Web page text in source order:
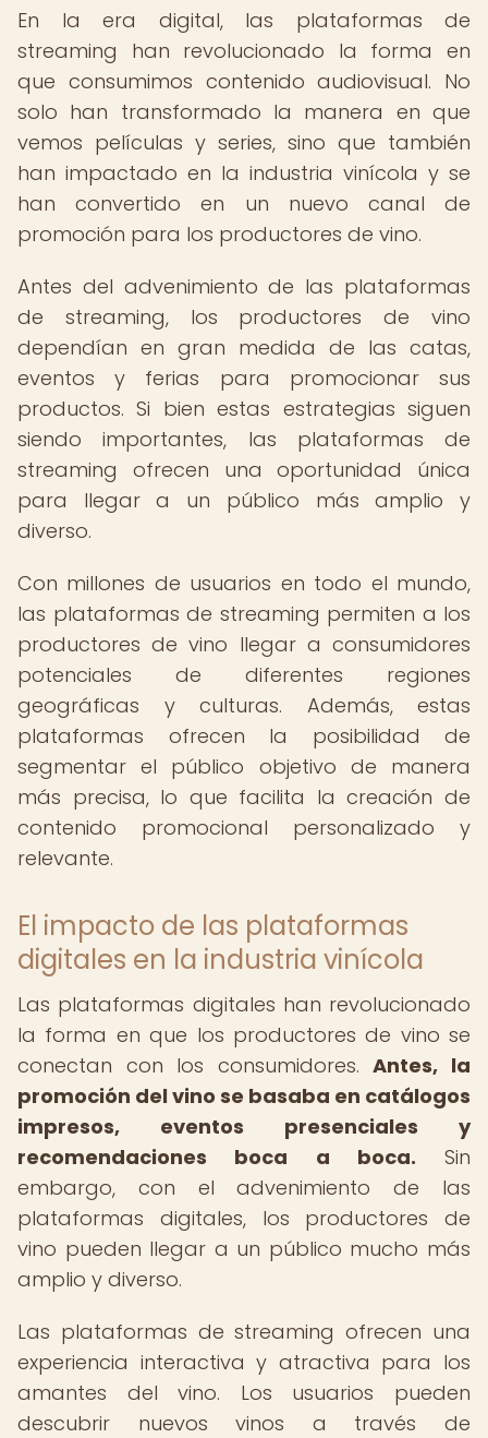
En la era digital, las plataformas de
streaming han revolucionado la forma en
que consumimos contenido audiovisual. No
solo han transformado la manera en que
vemos películas y series, sino que también
han impactado en la industria vinícola y se
han convertido en un nuevo canal de
promoción para los productores de vino.
Antes del advenimiento de las plataformas
de streaming, los productores de vino
dependían en gran medida de las catas,
eventos y ferias para promocionar sus
productos. Si bien estas estrategias siguen
siendo importantes, las plataformas de
streaming ofrecen una oportunidad única
para llegar a un público más amplio y
diverso.
Con millones de usuarios en todo el mundo,
las plataformas de streaming permiten a los
productores de vino llegar a consumidores
potenciales de diferentes regiones
geográficas y culturas. Además, estas
plataformas ofrecen la posibilidad de
segmentar el público objetivo de manera
más precisa, lo que facilita la creación de
contenido promocional personalizado y
relevante.
El impacto de las plataformas
digitales en la industria vinícola
Las plataformas digitales han revolucionado
la forma en que los productores de vino se
conectan con los consumidores.Antes, la
promoción del vino se basaba en catálogos
impresos, eventos presenciales y
recomendaciones boca a boca. Sin
embargo, con el advenimiento de las
plataformas digitales, los productores de
vino pueden llegar a un público mucho más
amplio y diverso.
Las plataformas de streaming ofrecen una
experiencia interactiva y atractiva para los
amantes del vino. Los usuarios pueden
descubrir nuevos vinos a través de